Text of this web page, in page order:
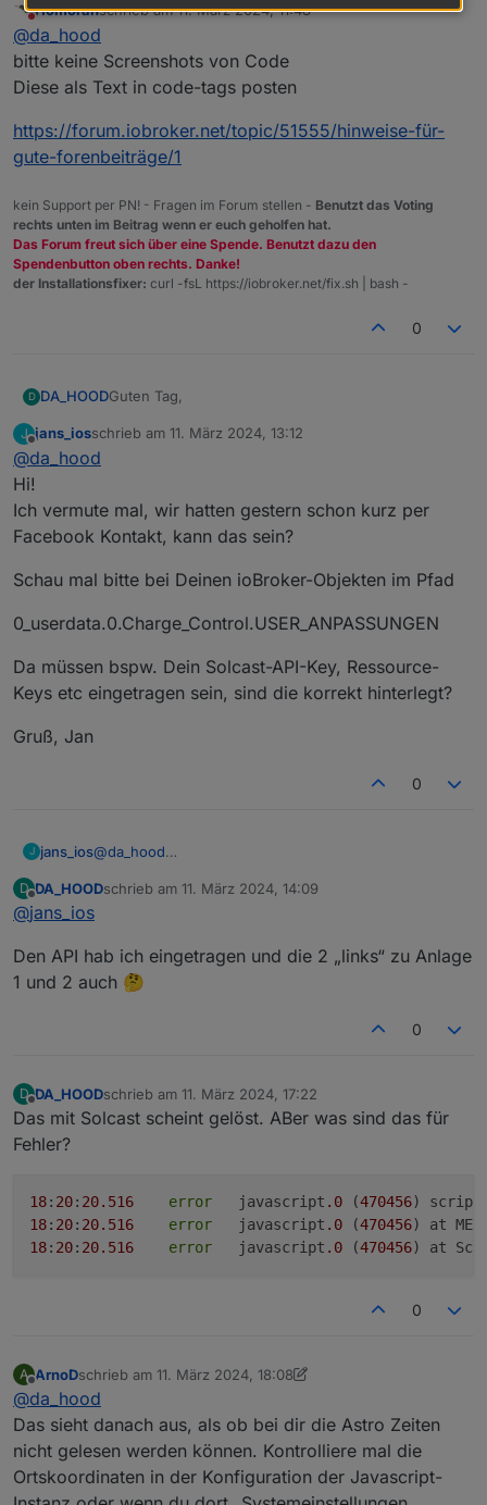
ich habe gestern versucht das ganze zu installieren,
passiert ist. Ich bin nach der Anleitung vorgegangen
und habe die ganzen Werte auch eingetragen.
Beim starten des Scripts gibt es auch
Würde mich über Hilfe freuen.
Vielen Dank schonmal! :)
Nicht stören
Homoranschrieb am11. März 2024, 11:48
zuletzt editiert von
@da_hood
bitte keine Screenshots von Code
Diese als Text in code-tags posten
https://forum.iobroker.net/topic/51555/hinweise-für-
gute-forenbeiträge/1
kein Support per PN! - Fragen im Forum stellen - Benutzt das Voting
rechts unten im Beitrag wenn er euch geholfen hat.
Das Forum freut sich über eine Spende. Benutzt dazu den
Spendenbutton oben rechts. Danke!
der Installationsfixer: curl -fsL https://iobroker.net/fix.sh | bash -
0
D DA_HOODGuten Tag,
ich habe gestern versucht das ganze zu installieren,
und habe die ganzen Werte auch eingetragen.
Beim starten des Scripts gibt es auch
Fehlermeldungen aus denen ich nicht schlau werde.
J
Offline
jans_iosschrieb am 11. März 2024, 13:12
zuletzt editiert von
@da_hood
Hi!
Ich vermute mal, wir hatten gestern schon kurz per
Facebook Kontakt, kann das sein?
Schau mal bitte bei Deinen ioBroker-Objekten im Pfad
0_userdata.0.Charge_Control.USER_ANPASSUNGEN
Da müssen bspw. Dein Solcast-API-Key, Ressource-
Keys etc eingetragen sein, sind die korrekt hinterlegt?
Gruß, Jan
0
J jans_ios@da_hood
Ich vermute mal, wir hatten gestern schon kurz per
Facebook Kontakt, kann das sein?
Schau mal bitte bei Deinen ioBroker-Objekten im Pfad
Da müssen bspw. Dein Solcast-API-Key, Ressource-
Keys etc eingetragen sein, sind die korrekt hinterlegt?
D
Offline
DA_HOODschrieb am 11. März 2024, 14:09
zuletzt editiert von
@jans_ios
Den API hab ich eingetragen und die 2 „links“ zu Anlage
1 und 2 auch 🤔
0
D
Offline
DA_HOODschrieb am 11. März 2024, 17:22
zuletzt editiert von
Das mit Solcast scheint gelöst. ABer was sind das für
Fehler?
18: 20: 20.516 error
	javascript
.0 (470456)
18: 20: 20.516 error
	javascript
.0 (470456) at
18: 20: 20.516 error
	javascript
.0 (470456) at
0
A
Offline
ArnoDschrieb am 11. März 2024, 18:08
zuletzt editiert von ArnoD 3. Nov. 2024, 20:05
@da_hood
Das sieht danach aus, als ob bei dir die Astro Zeiten
nicht gelesen werden können. Kontrolliere mal die
Ortskoordinaten in der Konfiguration der Javascript-